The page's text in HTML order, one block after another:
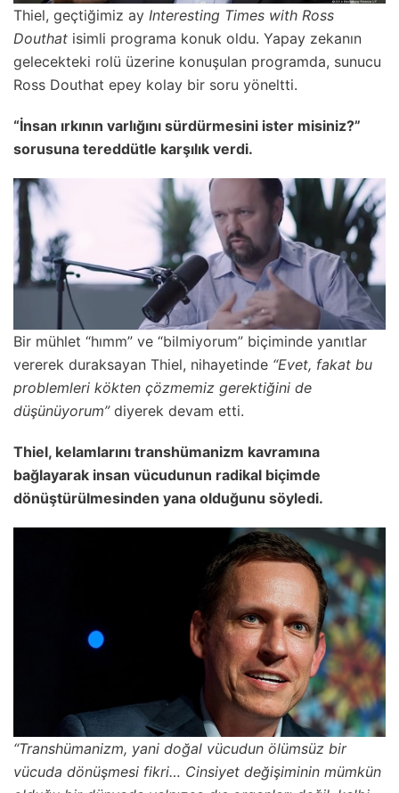
Thiel, geçtiğimiz ay Interesting Times with Ross
Douthat isimli programa konuk oldu. Yapay zekanın
gelecekteki rolü üzerine konuşulan programda, sunucu
Ross Douthat epey kolay bir soru yöneltti.
“İnsan ırkının varlığını sürdürmesini ister misiniz?”
sorusuna tereddütle karşılık verdi.
Bir mühlet “hımm” ve “bilmiyorum” biçiminde yanıtlar
vererek duraksayan Thiel, nihayetinde “Evet, fakat bu
problemleri kökten çözmemiz gerektiğini de
düşünüyorum”diyerek devam etti.
Thiel, kelamlarını transhümanizm kavramına
bağlayarak insan vücudunun radikal biçimde
dönüştürülmesinden yana olduğunu söyledi.
“Transhümanizm, yani doğal vücudun ölümsüz bir
vücuda dönüşmesi fikri… Cinsiyet değişiminin mümkün